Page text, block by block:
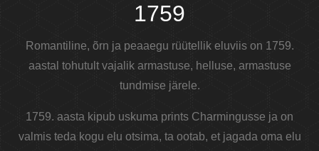
1759
Romantiline, õrn ja peaaegu rüütellik eluviis on 1759.
aastal tohutult vajalik armastuse, helluse, armastuse
tundmise järele.
1759. aasta kipub uskuma prints Charmingusse ja on
valmis teda kogu elu otsima, ta ootab, et jagada oma elu